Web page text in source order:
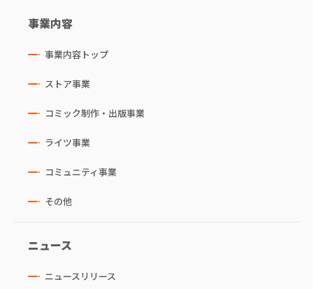
事業内容
事業内容トップ
ストア事業
コミック制作・出版事業
ライツ事業
コミュニティ事業
その他
ニュース
ニュースリリース